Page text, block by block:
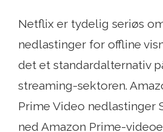
Netflix er tydelig seriøs
nedlastinger for offline
det et standardalternativ
streaming-sektoren.
Prime Video nedlastinger
ned Amazon Prime-